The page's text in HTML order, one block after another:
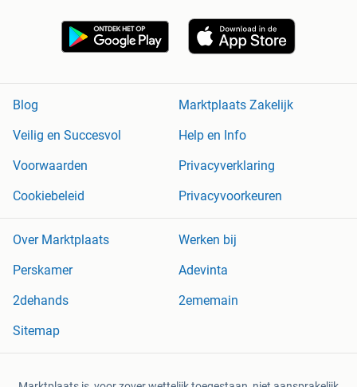
Blog
Marktplaats Zakelijk
Veilig en Succesvol
Help en Info
Voorwaarden
Privacyverklaring
Cookiebeleid
Privacyvoorkeuren
Over Marktplaats
Werken bij
Perskamer
Adevinta
2dehands
2ememain
Sitemap